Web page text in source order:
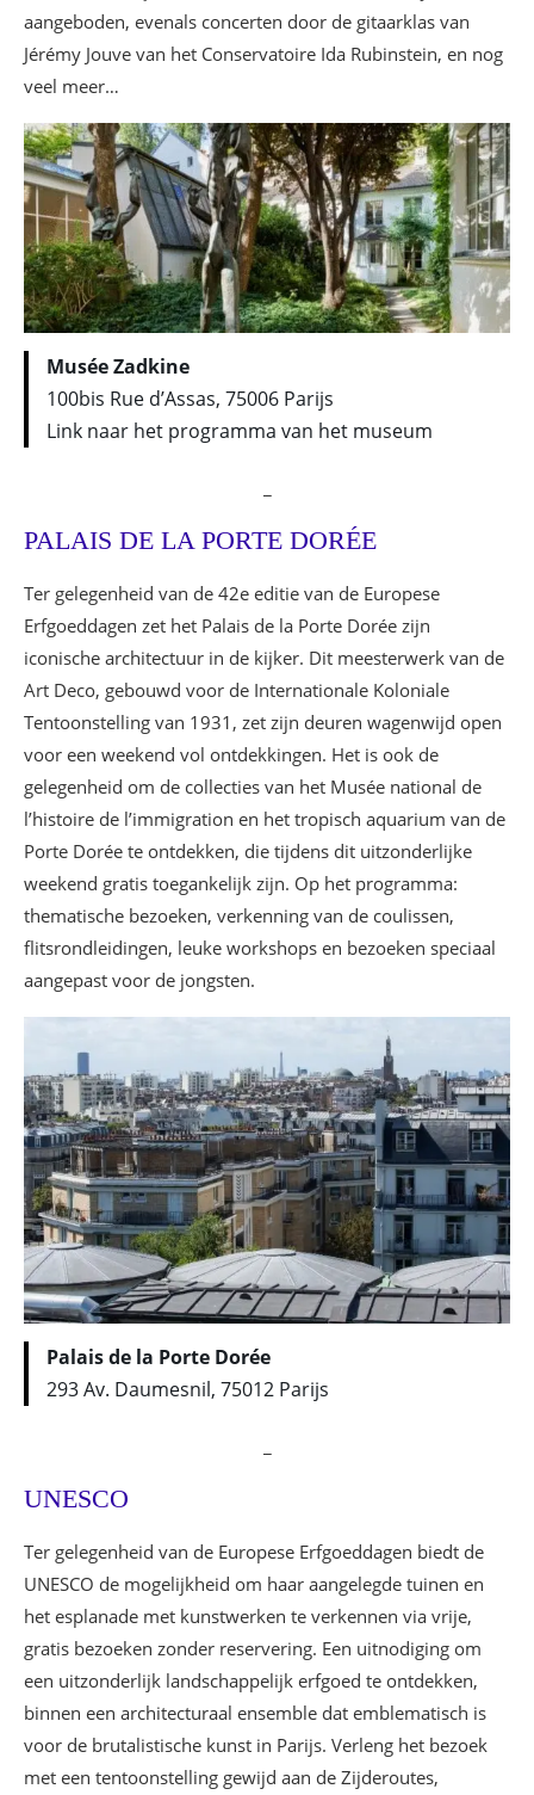
aangeboden, evenals concerten door de gitaarklas van
Jérémy Jouve van het Conservatoire Ida Rubinstein, en nog
veel meer…
Musée Zadkine
100bis Rue d’Assas, 75006 Parijs
Link naar het programma van het museum
PALAIS DE LA PORTE DORÉE
Ter gelegenheid van de 42e editie van de Europese
Erfgoeddagen zet het Palais de la Porte Dorée zijn
iconische architectuur in de kijker. Dit meesterwerk van de
Art Deco, gebouwd voor de Internationale Koloniale
Tentoonstelling van 1931, zet zijn deuren wagenwijd open
voor een weekend vol ontdekkingen. Het is ook de
gelegenheid om de collecties van het Musée national de
l’histoire de l’immigration en het tropisch aquarium van de
Porte Dorée te ontdekken, die tijdens dit uitzonderlijke
weekend gratis toegankelijk zijn. Op het programma:
thematische bezoeken, verkenning van de coulissen,
flitsrondleidingen, leuke workshops en bezoeken speciaal
aangepast voor de jongsten.
Palais de la Porte Dorée
293 Av. Daumesnil, 75012 Parijs
UNESCO
Ter gelegenheid van de Europese Erfgoeddagen biedt de
UNESCO de mogelijkheid om haar aangelegde tuinen en
het esplanade met kunstwerken te verkennen via vrije,
gratis bezoeken zonder reservering. Een uitnodiging om
een uitzonderlijk landschappelijk erfgoed te ontdekken,
binnen een architecturaal ensemble dat emblematisch is
voor de brutalistische kunst in Parijs. Verleng het bezoek
met een tentoonstelling gewijd aan de Zijderoutes,